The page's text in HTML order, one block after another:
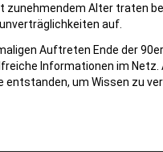
zunehmendem Alter traten
auf.
Auftreten Ende der
Informationen im Netz.
entstanden, um Wissen zu